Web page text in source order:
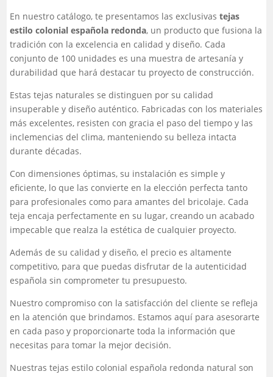
En nuestro catálogo, te presentamos las exclusivas tejas
estilo colonial española redonda, un producto que fusiona la
tradición con la excelencia en calidad y diseño. Cada
conjunto de 100 unidades es una muestra de artesanía y
durabilidad que hará destacar tu proyecto de construcción.
Estas tejas naturales se distinguen por su calidad
insuperable y diseño auténtico. Fabricadas con los materiales
más excelentes, resisten con gracia el paso del tiempo y las
inclemencias del clima, manteniendo su belleza intacta
durante décadas.
Con dimensiones óptimas, su instalación es simple y
eficiente, lo que las convierte en la elección perfecta tanto
para profesionales como para amantes del bricolaje. Cada
teja encaja perfectamente en su lugar, creando un acabado
impecable que realza la estética de cualquier proyecto.
Además de su calidad y diseño, el precio es altamente
competitivo, para que puedas disfrutar de la autenticidad
española sin comprometer tu presupuesto.
Nuestro compromiso con la satisfacción del cliente se refleja
en la atención que brindamos. Estamos aquí para asesorarte
en cada paso y proporcionarte toda la información que
necesitas para tomar la mejor decisión.
Nuestras tejas estilo colonial española redonda natural son